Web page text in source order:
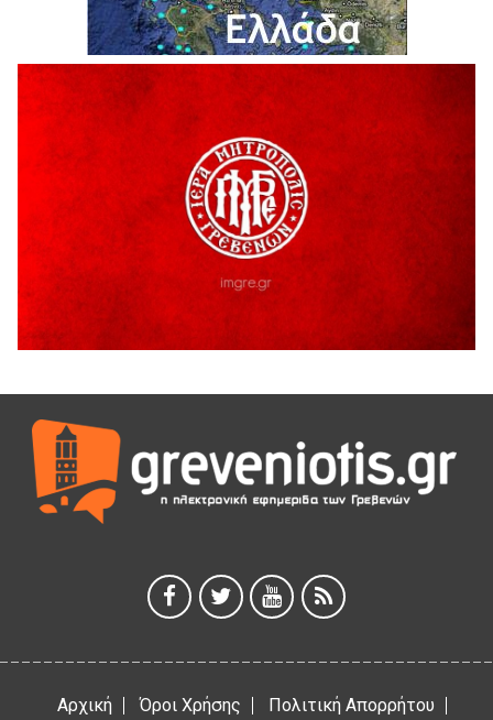
ΔΙΑΚΟΠΗ ΗΛΕΚΤΡΙΚΟΥ ΡΕΥΜΑΤΟΣ
6 Αυγούστου 2026
Ολοκληρώνεται η ασφαλτόστρωση της οδού Περιβόλι –
Αβδέλλα
6 Αυγούστου 2026
H παραδοχή λαθών είναι (και) δύναμη
5 Αυγούστου 2026
Ο ΑΝΔΡΕΑΣ ΑΣΛΑΝΙΔΗΣ ΣΥΝΕΧΙΖΕΙ ΣΤΟΝ ΠΡΩΤΕΑ
ΓΡΕΒΕΝΩΝ
5 Αυγούστου 2026
Ευχαριστήριο Εκπολιτιστικού Συλλόγου Ταξιάρχη προς κ.
Παρασχάκη Αθανάσιο
5 Αυγούστου 2026
Η Marseaux στα Γρεβενά για μια μοναδική συναυλία
5 Αυγούστου 2026
5 Αυγούστου 2026
Αρχική Όροι Χρήσης Πολιτική Απορρήτου